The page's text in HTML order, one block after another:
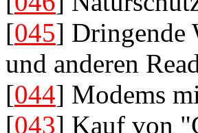
[045] Dringende
und anderen
[044] Modems
[043] Kauf von